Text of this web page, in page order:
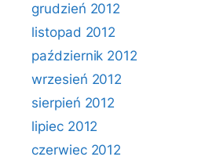
grudzień 2012
listopad 2012
październik 2012
wrzesień 2012
sierpień 2012
lipiec 2012
czerwiec 2012